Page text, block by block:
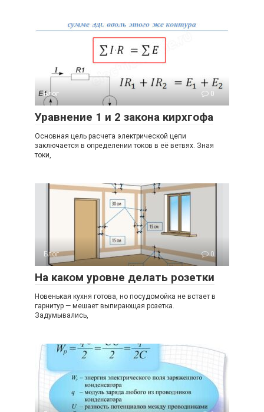
Блог 0
Уравнение 1 и 2 закона кирхгофа
Основная цель расчета электрической цепи
заключается в определении токов в её ветвях. Зная
токи,
Блог 0
На каком уровне делать розетки
Новенькая кухня готова, но посудомойка не встает в
гарнитур — мешает выпирающая розетка.
Задумывались,